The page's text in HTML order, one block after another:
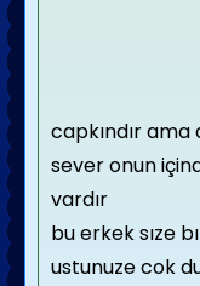
capkındır ama
sever onun
vardır
bu erkek sıze
ustunuze cok